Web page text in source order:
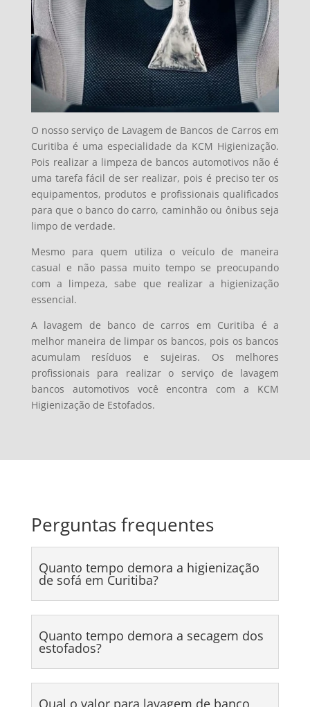
O nosso serviço de Lavagem de Bancos de Carros em
Curitiba é uma especialidade da KCM Higienização.
Pois realizar a limpeza de bancos automotivos não é
uma tarefa fácil de ser realizar, pois é preciso ter os
equipamentos, produtos e profissionais qualificados
para que o banco do carro, caminhão ou ônibus seja
limpo de verdade.
Mesmo para quem utiliza o veículo de maneira
casual e não passa muito tempo se preocupando
com a limpeza, sabe que realizar a higienização
essencial.
A lavagem de banco de carros em Curitiba é a
melhor maneira de limpar os bancos, pois os bancos
acumulam resíduos e sujeiras. Os melhores
profissionais para realizar o serviço de lavagem
bancos automotivos você encontra com a KCM
Higienização de Estofados.
Perguntas frequentes
Quanto tempo demora a higienização
de sofá em Curitiba?
Quanto tempo demora a secagem dos
estofados?
Qual o valor para lavagem de banco